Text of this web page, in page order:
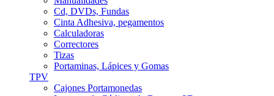
Cd, DVDs, Fundas
Cinta Adhesiva, pegamentos
Calculadoras
Correctores
Tizas
Portaminas, Lápices y Gomas
TPV
Cajones Portamonedas